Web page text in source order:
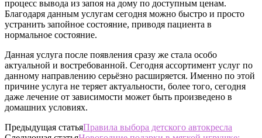
процесс вывода из запоя на дому по доступным ценам.
Благодаря данным услугам сегодня можно быстро и просто
устранить запойное состояние, приводя пациента в
нормальное состояние.
Данная услуга после появления сразу же стала особо
актуальной и востребованной. Сегодня ассортимент услуг по
данному направлению серьёзно расширяется. Именно по этой
причине услуга не теряет актуальности, более того, сегодня
даже лечение от зависимости может быть произведено в
домашних условиях.
Предыдущая статьяПравила выбора детского автокресла